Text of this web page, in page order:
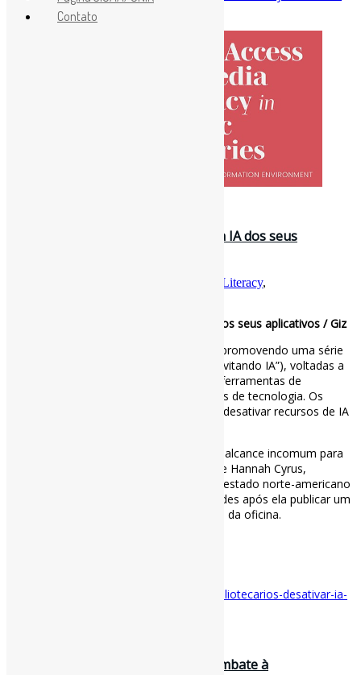
Bibliotecas ensinam como desligar a IA dos seus
AILiteracy,
Bibliotecas ensinam como desligar a IA dos seus aplicativos / Giz
Bibliotecários nos Estados Unidos estão promovendo uma série
de oficinas chamadas “Avoiding AI” (ou “Evitando IA”), voltadas a
usuários frustrados com a imposição de ferramentas de
inteligência artificial por grandes empresas de tecnologia. Os
encontros ensinam passo a passo como desativar recursos de IA
O fenômeno tem chamado atenção pelo alcance incomum para
eventos de biblioteca. A iniciativa partiu de Hannah Cyrus,
bibliotecária da Bangor Public Library, no estado norte-americano
de Maine, e se expandiu para outras cidades após ela publicar um
artigo acadêmico descrevendo o formato da oficina.
https://gizbr.uol.com.br/bibliotecarios-desativar-ia-
O Papel da Biblioteca Pública no Combate à
Contato